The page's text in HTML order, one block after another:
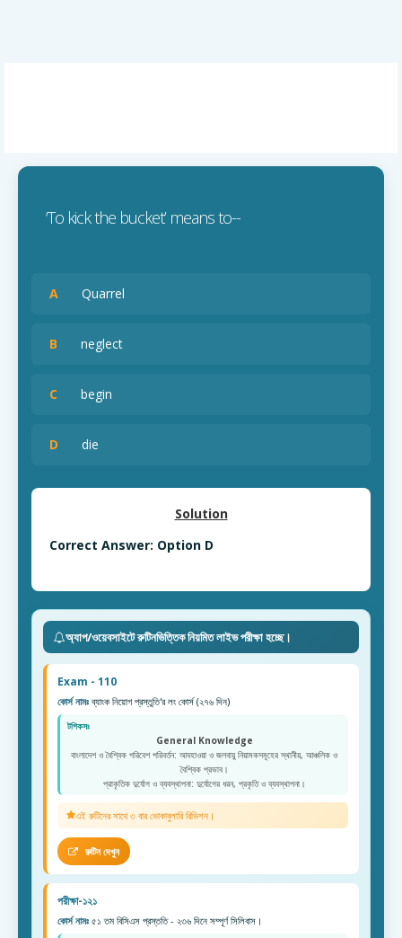
‘To kick the bucket’ means to--
A Quarrel
B neglect
C begin
D die
Solution
Correct Answer: Option D
অ্যাপ/ওয়েবসাইটে রুটিনভিত্তিক নিয়মিত লাইভ পরীক্ষা হচ্ছে।
Exam - 110
কোর্স নামঃব্যাংক নিয়োগ প্রস্তুতি'র লং কোর্স (২৭৬ দিন)
টপিকসঃ
General Knowledge
বাংলাদেশ ও বৈশ্বিক পরিবেশ পরিবর্তন: আবহাওয়া ও জলবায়ু নিয়ামকসমূহের স্থানীয়, আঞ্চলিক ও
বৈশ্বিক প্রভাব।
প্রাকৃতিক দুর্যোগ ও ব্যবস্থাপনা: দুর্যোগের ধরন, প্রকৃতি ও ব্যবস্থাপনা।
এই রুটিনের সাথে ৩ বার ভোকাবুলারি রিভিশন।
রুটিন দেখুন
পরীক্ষা-১২১
কোর্স নামঃ ৫১ তম বিসিএস প্রস্ততি - ২৩৬ দিনে সম্পূর্ণ সিলিবাস।